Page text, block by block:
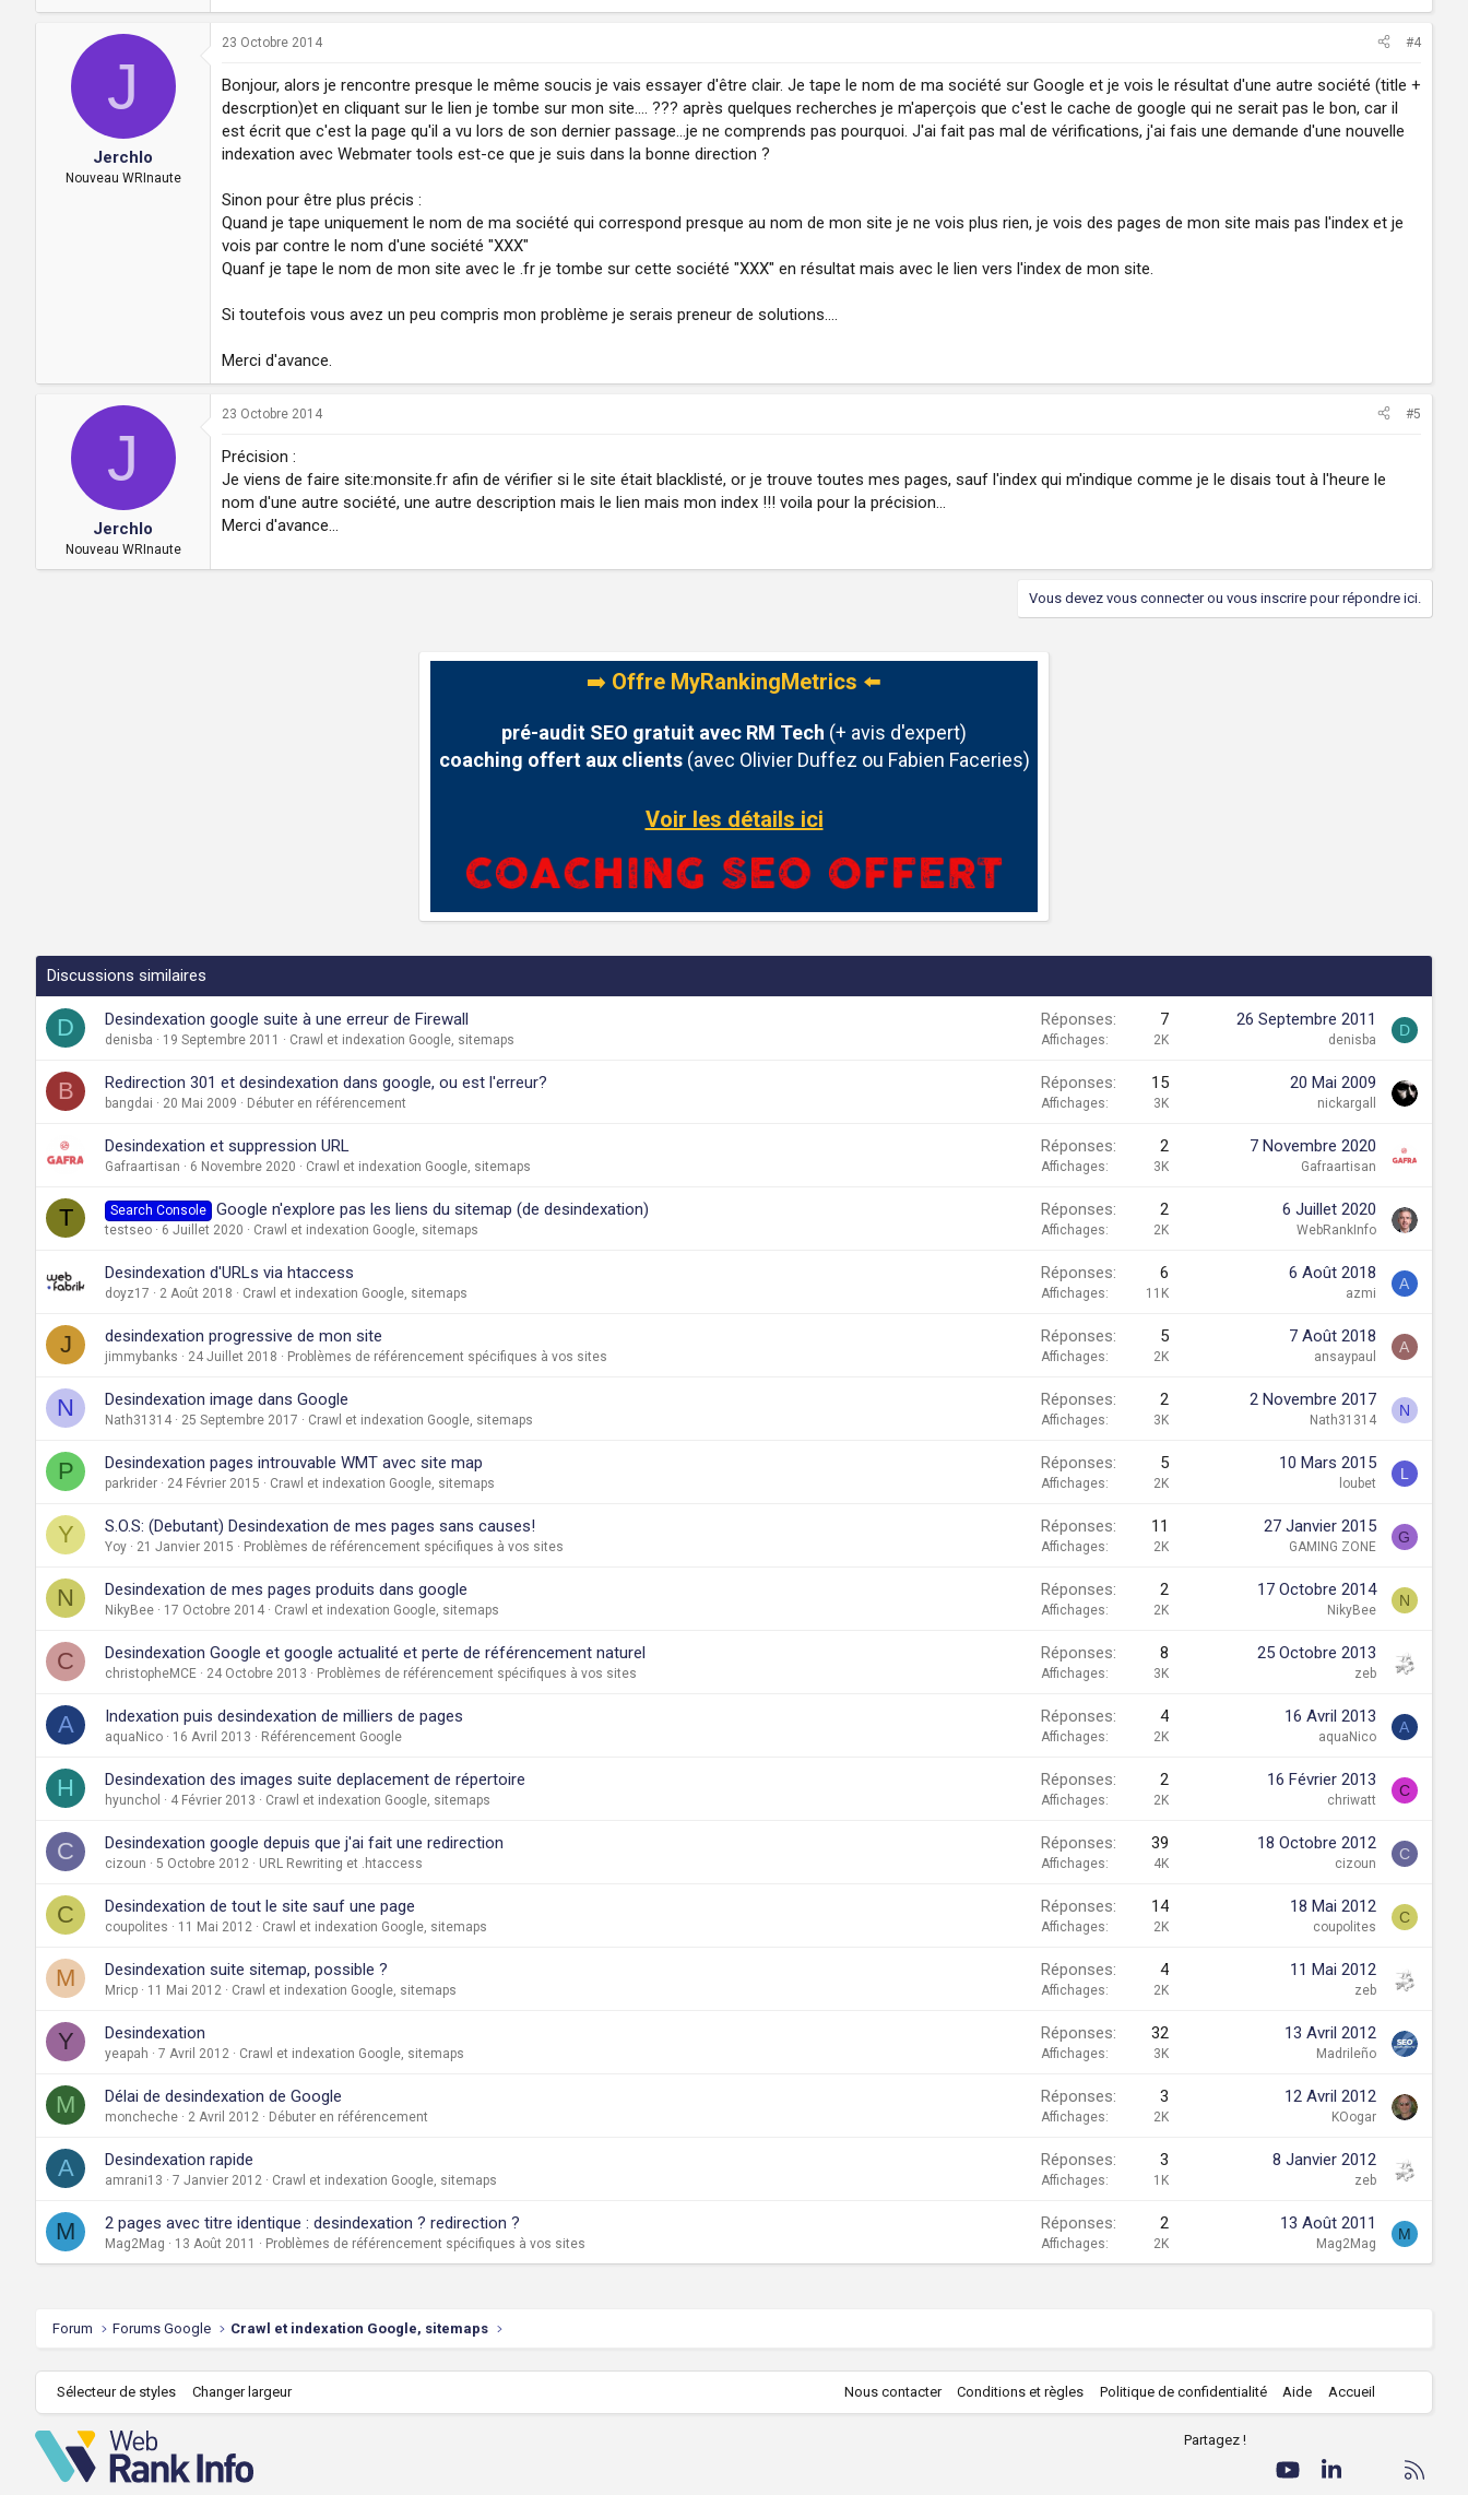
J
Jerchlo
Nouveau WRInaute
23 Octobre 2014 #4
Bonjour, alors je rencontre presque le même soucis je vais essayer d'être clair. Je tape le nom de ma société sur Google et je vois le résultat d'une autre société (title +
descrption)et en cliquant sur le lien je tombe sur mon site.... ??? après quelques recherches je m'aperçois que c'est le cache de google qui ne serait pas le bon, car il
est écrit que c'est la page qu'il a vu lors de son dernier passage...je ne comprends pas pourquoi. J'ai fait pas mal de vérifications, j'ai fais une demande d'une nouvelle
indexation avec Webmater tools est-ce que je suis dans la bonne direction ?
Sinon pour être plus précis :
Quand je tape uniquement le nom de ma société qui correspond presque au nom de mon site je ne vois plus rien, je vois des pages de mon site mais pas l'index et je
vois par contre le nom d'une société "XXX"
Quanf je tape le nom de mon site avec le .fr je tombe sur cette société "XXX" en résultat mais avec le lien vers l'index de mon site.
Si toutefois vous avez un peu compris mon problème je serais preneur de solutions....
Merci d'avance.
J
Jerchlo
Nouveau WRInaute
23 Octobre 2014 #5
Précision :
Je viens de faire site:monsite.fr afin de vérifier si le site était blacklisté, or je trouve toutes mes pages, sauf l'index qui m'indique comme je le disais tout à l'heure le
nom d'une autre société, une autre description mais le lien mais mon index !!! voila pour la précision...
Merci d'avance...
Vous devez vous connecter ou vous inscrire pour répondre ici.
➡️ Offre MyRankingMetrics ⬅️
pré-audit SEO gratuit avec RM Tech (+ avis d'expert)
coaching offert aux clients(avec Olivier Duffez ou Fabien Faceries)
Voir les détails ici
Discussions similaires
D Desindexation google suite à une erreur de Firewall
denisba 19 Septembre 2011 Crawl et indexation Google, sitemaps
Réponses 7
Affichages 2K
26 Septembre 2011
denisba
D
B Redirection 301 et desindexation dans google, ou est l'erreur?
bangdai 20 Mai 2009 Débuter en référencement
Réponses 15
Affichages 3K
20 Mai 2009
nickargall
Desindexation et suppression URL
Gafraartisan 6 Novembre 2020 Crawl et indexation Google, sitemaps
Réponses 2
Affichages 3K
7 Novembre 2020
Gafraartisan
T Search Console Google n'explore pas les liens du sitemap (de desindexation)
testseo 6 Juillet 2020 Crawl et indexation Google, sitemaps
Réponses 2
Affichages 2K
6 Juillet 2020
WebRankInfo
Desindexation d'URLs via htaccess
doyz17 2 Août 2018 Crawl et indexation Google, sitemaps
Réponses 6
Affichages 11K
6 Août 2018
azmi
A
J desindexation progressive de mon site
jimmybanks 24 Juillet 2018 Problèmes de référencement spécifiques à vos sites
Réponses 5
Affichages 2K
7 Août 2018
ansaypaul
A
N Desindexation image dans Google
Nath31314 25 Septembre 2017 Crawl et indexation Google, sitemaps
Réponses 2
Affichages 3K
2 Novembre 2017
Nath31314
N
P Desindexation pages introuvable WMT avec site map
parkrider 24 Février 2015 Crawl et indexation Google, sitemaps
Réponses 5
Affichages 2K
10 Mars 2015
loubet
L
Y S.O.S: (Debutant) Desindexation de mes pages sans causes!
Yoy 21 Janvier 2015 Problèmes de référencement spécifiques à vos sites
Réponses 11
Affichages 2K
27 Janvier 2015
GAMING ZONE
G
N Desindexation de mes pages produits dans google
NikyBee 17 Octobre 2014 Crawl et indexation Google, sitemaps
Réponses 2
Affichages 2K
17 Octobre 2014
NikyBee
N
C Desindexation Google et google actualité et perte de référencement naturel
christopheMCE 24 Octobre 2013 Problèmes de référencement spécifiques à vos sites
Réponses 8
Affichages 3K
25 Octobre 2013
zeb
A Indexation puis desindexation de milliers de pages
aquaNico 16 Avril 2013 Référencement Google
Réponses 4
Affichages 2K
16 Avril 2013
aquaNico
A
H Desindexation des images suite deplacement de répertoire
hyunchol 4 Février 2013 Crawl et indexation Google, sitemaps
Réponses 2
Affichages 2K
16 Février 2013
chriwatt
C
C Desindexation google depuis que j'ai fait une redirection
cizoun 5 Octobre 2012 URL Rewriting et .htaccess
Réponses 39
Affichages 4K
18 Octobre 2012
cizoun
C
C Desindexation de tout le site sauf une page
coupolites 11 Mai 2012 Crawl et indexation Google, sitemaps
Réponses 14
Affichages 2K
18 Mai 2012
coupolites
C
M Desindexation suite sitemap, possible ?
Mricp 11 Mai 2012 Crawl et indexation Google, sitemaps
Réponses 4
Affichages 2K
11 Mai 2012
zeb
Y Desindexation
yeapah 7 Avril 2012 Crawl et indexation Google, sitemaps
Réponses 32
Affichages 3K
13 Avril 2012
Madrileño
M Délai de desindexation de Google
moncheche 2 Avril 2012 Débuter en référencement
Réponses 3
Affichages 2K
12 Avril 2012
KOogar
A Desindexation rapide
amrani13 7 Janvier 2012 Crawl et indexation Google, sitemaps
Réponses 3
Affichages 1K
8 Janvier 2012
zeb
M 2 pages avec titre identique : desindexation ? redirection ?
Mag2Mag 13 Août 2011 Problèmes de référencement spécifiques à vos sites
Réponses 2
Affichages 2K
13 Août 2011
Mag2Mag
M
Forum Forums Google Crawl et indexation Google, sitemaps
Sélecteur de styles Changer largeur Nous contacter Conditions et règles Politique de confidentialité Aide Accueil
S
Partagez !
FacebookTwitter youtubeLinkedInNous